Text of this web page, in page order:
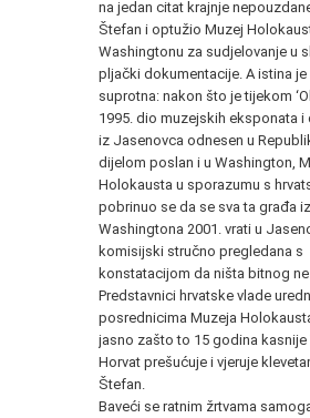
na jedan citat krajnje
Štefan i optužio Muzej
Washingtonu za sudjelovanje u
pljački dokumentacije. A istina je
suprotna: nakon što je tijekom
1995. dio muzejskih eksponata i
iz Jasenovca odnesen u
dijelom poslan i u Washington,
Holokausta u sporazumu s
pobrinuo se da se sva ta građa
Washingtona 2001. vrati u
komisijski stručno pregledana s
konstatacijom da ništa bitnog
Predstavnici hrvatske vlade
posrednicima Muzeja
jasno zašto to 15 godina kasnije
Horvat prešućuje i vjeruje
Štefan.
Baveći se ratnim žrtvama